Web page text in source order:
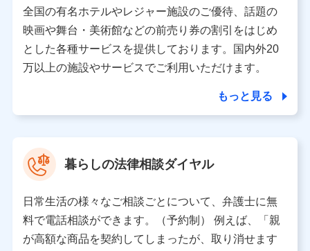
当該個人データを取り扱う各共同利用者（詳細は次のとお
り）
東京都千代田区永田町2丁目11番1号 山王パークタワー
株式会社NTTドコモ 代表取締役社長 前田 義晃
東京都中央区日本橋人形町2-14-10 アーバンネット日本橋
ビル 3F
※ 当社および株式会社NTTドコモは、お客さまの情報を利
データ憲章」に定める行動原則を順守します 。
※ パーソナルデータダッシュボードの「第三者提供の管
理」の設定状態にかかわらず、共同利用する場合がありま
全国の有名ホテルやレジャー施設のご優待、話題の
映画や舞台・美術館などの前売り券の割引をはじめ
とした各種サービスを提供しております。国内外20
万以上の施設やサービスでご利用いただけます。
もっと見る
暮らしの法律相談ダイヤル
日常生活の様々なご相談ごとについて、弁護士に無
料で電話相談ができます。（予約制） 例えば、「親
が高額な商品を契約してしまったが、取り消せます